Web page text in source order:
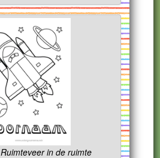
in de ruimte